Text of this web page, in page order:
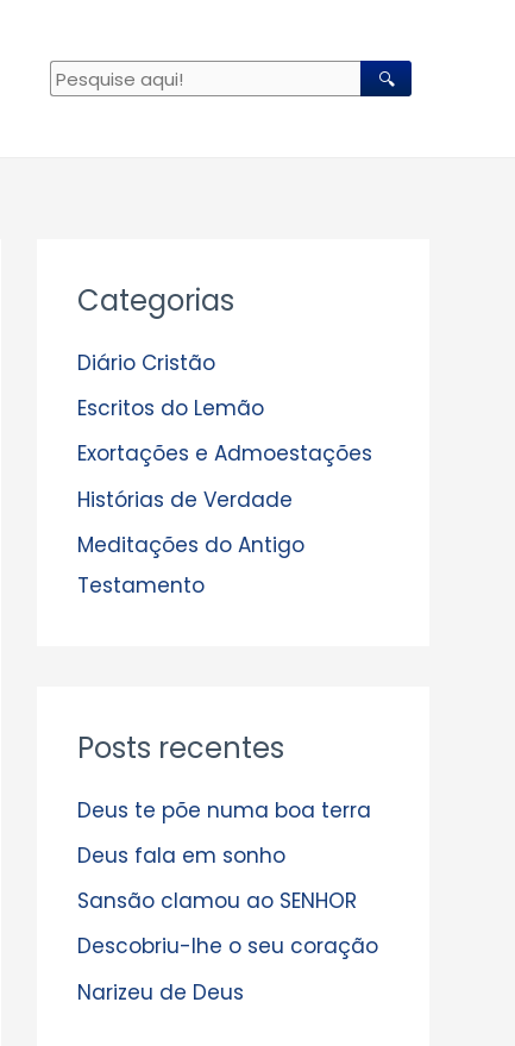
🔍
Categorias
Diário Cristão
Escritos do Lemão
Exortações e Admoestações
Histórias de Verdade
Meditações do Antigo
Testamento
Posts recentes
Deus te põe numa boa terra
Deus fala em sonho
Sansão clamou ao SENHOR
Descobriu-lhe o seu coração
Narizeu de Deus
r
u
i
v
o
s